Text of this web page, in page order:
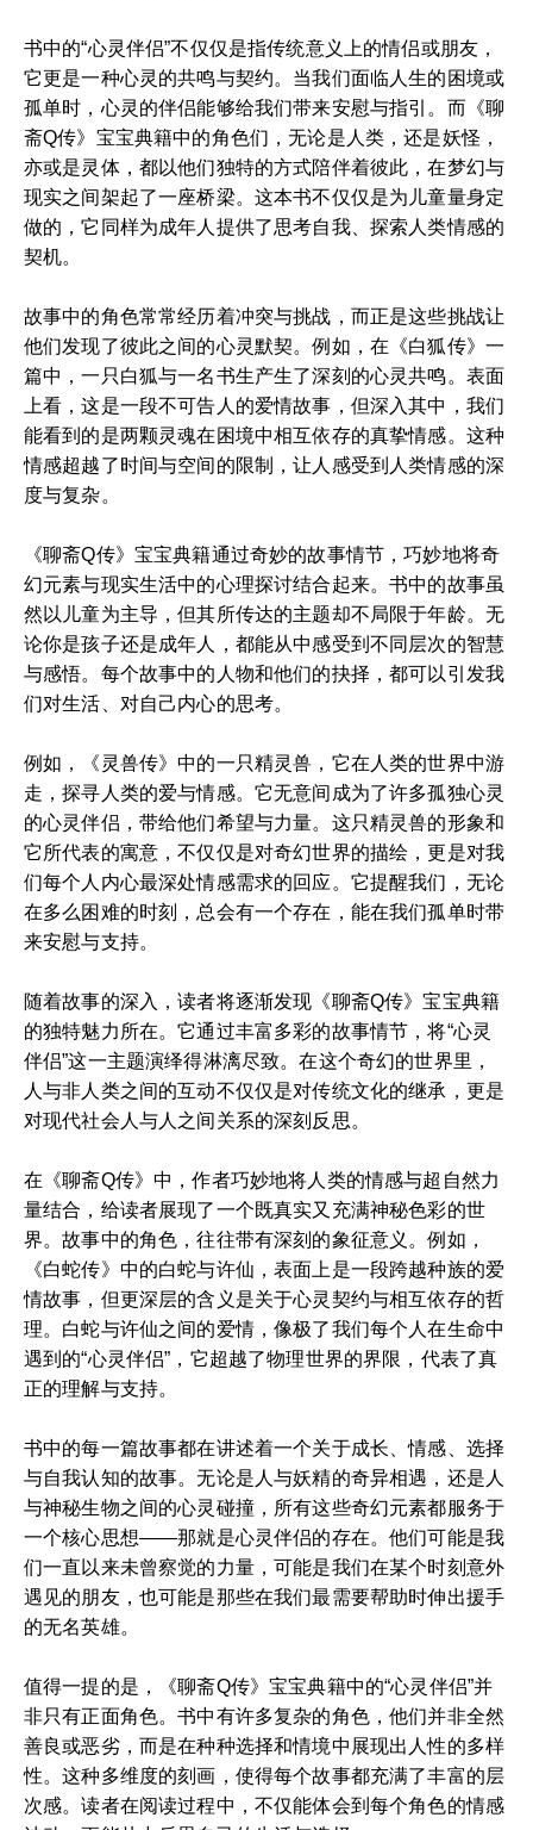
书中的“心灵伴侣”不仅仅是指传统意义上的情侣或朋友，
它更是一种心灵的共鸣与契约。当我们面临人生的困境或
孤单时，心灵的伴侣能够给我们带来安慰与指引。而《聊
斋Q传》宝宝典籍中的角色们，无论是人类，还是妖怪，
亦或是灵体，都以他们独特的方式陪伴着彼此，在梦幻与
现实之间架起了一座桥梁。这本书不仅仅是为儿童量身定
做的，它同样为成年人提供了思考自我、探索人类情感的
契机。
故事中的角色常常经历着冲突与挑战，而正是这些挑战让
他们发现了彼此之间的心灵默契。例如，在《白狐传》一
篇中，一只白狐与一名书生产生了深刻的心灵共鸣。表面
上看，这是一段不可告人的爱情故事，但深入其中，我们
能看到的是两颗灵魂在困境中相互依存的真挚情感。这种
情感超越了时间与空间的限制，让人感受到人类情感的深
度与复杂。
《聊斋Q传》宝宝典籍通过奇妙的故事情节，巧妙地将奇
幻元素与现实生活中的心理探讨结合起来。书中的故事虽
然以儿童为主导，但其所传达的主题却不局限于年龄。无
论你是孩子还是成年人，都能从中感受到不同层次的智慧
与感悟。每个故事中的人物和他们的抉择，都可以引发我
们对生活、对自己内心的思考。
例如，《灵兽传》中的一只精灵兽，它在人类的世界中游
走，探寻人类的爱与情感。它无意间成为了许多孤独心灵
的心灵伴侣，带给他们希望与力量。这只精灵兽的形象和
它所代表的寓意，不仅仅是对奇幻世界的描绘，更是对我
们每个人内心最深处情感需求的回应。它提醒我们，无论
在多么困难的时刻，总会有一个存在，能在我们孤单时带
来安慰与支持。
随着故事的深入，读者将逐渐发现《聊斋Q传》宝宝典籍
的独特魅力所在。它通过丰富多彩的故事情节，将“心灵
伴侣”这一主题演绎得淋漓尽致。在这个奇幻的世界里，
人与非人类之间的互动不仅仅是对传统文化的继承，更是
对现代社会人与人之间关系的深刻反思。
在《聊斋Q传》中，作者巧妙地将人类的情感与超自然力
量结合，给读者展现了一个既真实又充满神秘色彩的世
界。故事中的角色，往往带有深刻的象征意义。例如，
《白蛇传》中的白蛇与许仙，表面上是一段跨越种族的爱
情故事，但更深层的含义是关于心灵契约与相互依存的哲
理。白蛇与许仙之间的爱情，像极了我们每个人在生命中
遇到的“心灵伴侣”，它超越了物理世界的界限，代表了真
正的理解与支持。
书中的每一篇故事都在讲述着一个关于成长、情感、选择
与自我认知的故事。无论是人与妖精的奇异相遇，还是人
与神秘生物之间的心灵碰撞，所有这些奇幻元素都服务于
一个核心思想——那就是心灵伴侣的存在。他们可能是我
们一直以来未曾察觉的力量，可能是我们在某个时刻意外
遇见的朋友，也可能是那些在我们最需要帮助时伸出援手
的无名英雄。
值得一提的是，《聊斋Q传》宝宝典籍中的“心灵伴侣”并
非只有正面角色。书中有许多复杂的角色，他们并非全然
善良或恶劣，而是在种种选择和情境中展现出人性的多样
性。这种多维度的刻画，使得每个故事都充满了丰富的层
次感。读者在阅读过程中，不仅能体会到每个角色的情感